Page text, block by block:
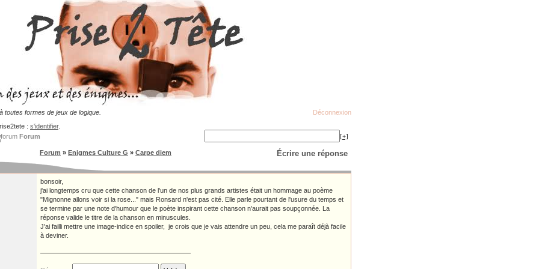
toutes formes de jeux de logique.
Déconnexion
: s'identifier.
Forum [+]
Écrire une réponse
Forum » Enigmes Culture G » Carpe diem
bonsoir,
j'ai longtemps cru que cette chanson de l'un de nos plus grands artistes était un hommage au poème
"Mignonne allons voir si la rose..." mais Ronsard n'est pas cité. Elle parle pourtant de l'usure du temps et
se termine par une note d'humour que le poète inspirant cette chanson n'aurait pas soupçonnée. La
réponse valide le titre de la chanson en minuscules.
J'ai failli mettre une image-indice en spoiler, je crois que je vais attendre un peu, cela me paraît déjà facile
à deviner.